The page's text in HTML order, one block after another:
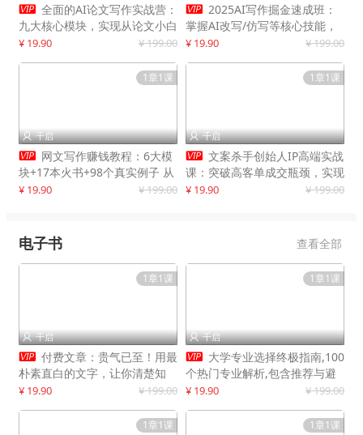
 全面的AI论文写作实战营：
九大核心模块，实现从论文小白
到高效产出的跨越
¥ 19.90 ¥ 199.00
 2025AI写作掘金速成班：
掌握AI改写/仿写等核心技能，
实现单篇文案变现500+
¥ 19.90 ¥ 199.00
1章1课
 千启
 网文写作赚钱教程：6大模
块+17本火书+98个真实例子 从
入门到精通实战方法
¥ 19.90 ¥ 199.00
1章1课
 千启
 文案杀手创始人IP高端实战
课：突破高客单成交瓶颈，实现
IP商业价值最大化
¥ 19.90 ¥ 199.00
电子书 查看全部
1章1课
 千启
 付费文章：贵气已至！用最
朴素直白的文字，让你清楚知
道，该如何接住这一次时代的泼
¥ 19.90 ¥ 199.00
1章1课
 千启
 大学专业选择终极指南,100
个热门专业解析,包含推荐与避
雷实用建议
¥ 19.90 ¥ 199.00
1章1课 1章1课